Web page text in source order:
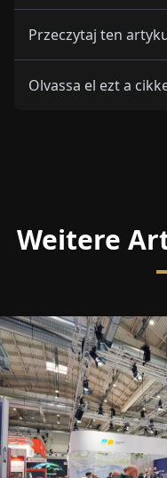
Przeczytaj ten
Olvassa el ezt a
Weitere